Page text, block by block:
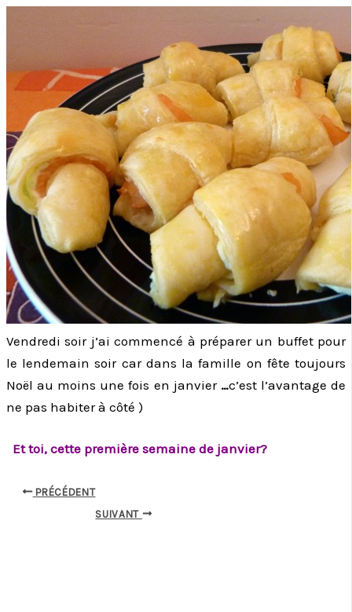
Vendredi soir j’ai commencé à préparer un buffet pour
le lendemain soir car dans la famille on fête toujours
Noël au moins une fois en janvier…c’est l’avantage de
ne pas habiter à côté )
Et toi, cette première semaine de janvier?
PRÉCÉDENT
SUIVANT